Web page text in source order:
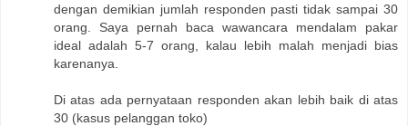
dengan demikian jumlah responden pasti tidak sampai 30
orang. Saya pernah baca wawancara mendalam pakar
ideal adalah 5-7 orang, kalau lebih malah menjadi bias
karenanya.
Di atas ada pernyataan responden akan lebih baik di atas
30 (kasus pelanggan toko)